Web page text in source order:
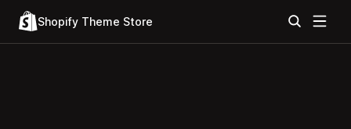
Shopify Theme Store